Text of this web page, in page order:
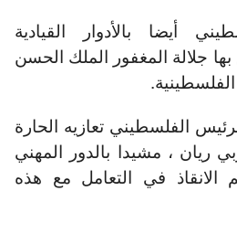
أيضا بالأدوار القيادية
جلالة المغفور الملك الحسن
الفلسطيني تعازيه الحارة
ريان ، مشيدا بالدور المهني
في التعامل مع هذه